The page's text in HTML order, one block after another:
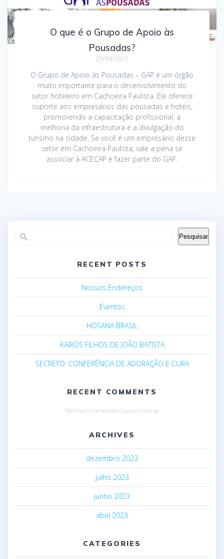
O que é o Grupo de Apoio às
Pousadas?
29/04/2023
O Grupo de Apoio às Pousadas – GAP é um órgão
muito importante para o desenvolvimento do
setor hoteleiro em Cachoeira Paulista. Ele oferece
suporte aos empresários das pousadas e hotéis,
promovendo a capacitação profissional, a
melhoria da infraestrutura e a divulgação do
turismo na cidade. Se você é um empresário desse
setor em Cachoeira Paulista, vale a pena se
associar à ACECAP e fazer parte do GAP.
Pesquisar
RECENT POSTS
Nossos Endereços
Eventos
HOSANA BRASIL
KAIRÓS FILHOS DE JOÃO BATISTA
SECRETO: CONFERÊNCIA DE ADORAÇÃO E CURA
RECENT COMMENTS
Nenhum comentário para mostrar.
ARCHIVES
dezembro 2023
julho 2023
junho 2023
abril 2023
CATEGORIES